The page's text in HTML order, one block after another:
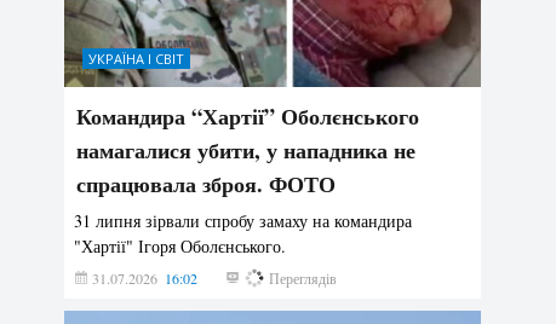
УКРАЇНА І СВІТ
Командира “Хартії” Оболєнського
намагалися убити, у нападника не
спрацювала зброя. ФОТО
31 липня зірвали спробу замаху на командира
"Хартії" Ігоря Оболєнського.
31.07.2026 16:02 187 Переглядів